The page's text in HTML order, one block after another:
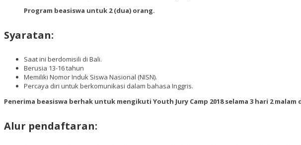
Program beasiswa untuk 2 (dua) orang.
Syaratan:
Saat ini berdomisili di Bali.
Berusia 13-16 tahun
Memiliki Nomor Induk Siswa Nasional (NISN).
Percaya diri untuk berkomunikasi dalam bahasa Inggris.
Penerima beasiswa berhak untuk mengikuti Youth Jury Camp 2018 selama 3 hari 2
Alur pendaftaran: